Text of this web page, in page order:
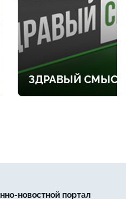
ЗДРАВЫЙ СМЫСЛ
новостной портал